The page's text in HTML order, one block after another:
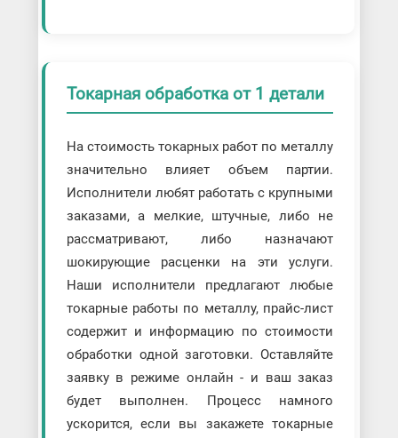
Токарная обработка от 1 детали
На стоимость токарных работ по металлу
значительно влияет объем партии.
Исполнители любят работать с крупными
заказами, а мелкие, штучные, либо не
рассматривают, либо назначают
шокирующие расценки на эти услуги.
Наши исполнители предлагают любые
токарные работы по металлу, прайс-лист
содержит и информацию по стоимости
обработки одной заготовки. Оставляйте
заявку в режиме онлайн - и ваш заказ
будет выполнен. Процесс намного
ускорится, если вы закажете токарные